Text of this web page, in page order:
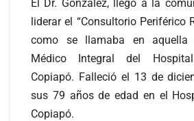
El Dr. González, llegó a la
liderar el “Consultorio Periférico
como se llamaba en aquella
Médico Integral del
Copiapó. Falleció el 13 de
sus 79 años de edad en el
Copiapó.